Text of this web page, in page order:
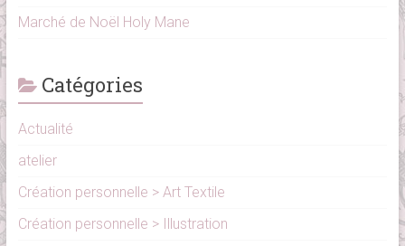
Marché de Noël Holy Mane
Catégories
Actualité
atelier
Création personnelle > Art Textile
Création personnelle > Illustration